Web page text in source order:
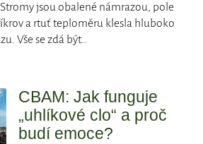
jsou obalené námrazou, pole
a rtuť teploměru klesla hluboko
Vše se zdá být…
CBAM: Jak funguje
„uhlíkové clo“ a proč
budí emoce?